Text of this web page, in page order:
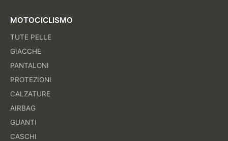
MOTOCICLISMO
TUTE PELLE
GIACCHE
PANTALONI
PROTEZIONI
CALZATURE
AIRBAG
GUANTI
CASCHI